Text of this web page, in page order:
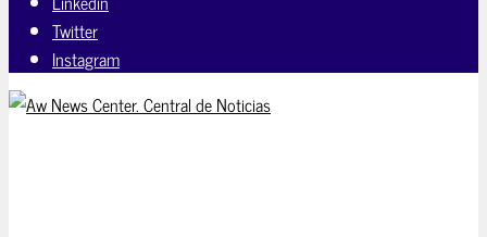
Twitter
Instagram